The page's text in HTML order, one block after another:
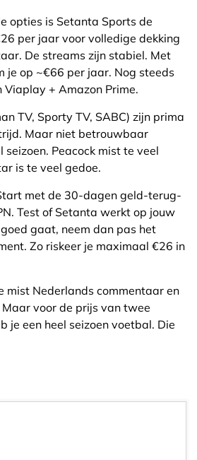
opties is Setanta Sports de
per jaar voor volledige dekking
De streams zijn stabiel. Met
je op ~€66 per jaar. Nog steeds
+ Amazon Prime.
TV, Sporty TV, SABC) zijn prima
Maar niet betrouwbaar
seizoen. Peacock mist te veel
is te veel gedoe.
met de 30-dagen geld-terug-
Test of Setanta werkt op jouw
gaat, neem dan pas het
Zo riskeer je maximaal €26 in
mist Nederlands commentaar en
voor de prijs van twee
je een heel seizoen voetbal. Die